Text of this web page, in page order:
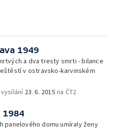
1949
a dva tresty smrti - bilance
v ostravsko-karvinském
23. 6. 2015 na ČT2
1984
panelového domu umíraly ženy